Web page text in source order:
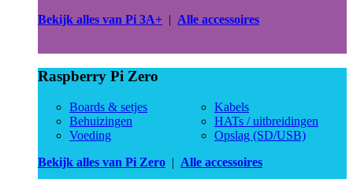
Bekijk alles van Pi 3A+ | Alle accessoires
Raspberry Pi Zero
Boards & setjes
Behuizingen
Voeding
Kabels
HATs / uitbreidingen
Opslag (SD/USB)
Bekijk alles van Pi Zero | Alle accessoires